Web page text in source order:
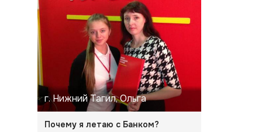
г. Нижний Тагил, Ольга
Почему я летаю с Банком?